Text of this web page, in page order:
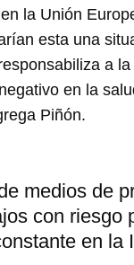
la Unión
esta una
a la
en la
Piñón.
medios de
con riesgo
en la